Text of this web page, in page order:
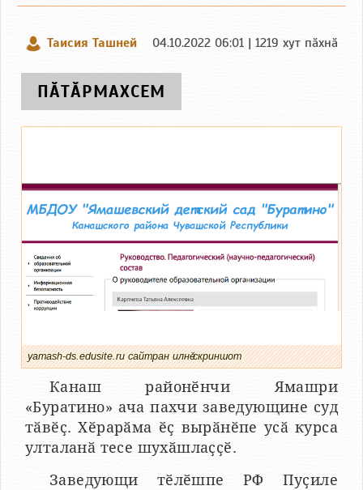
Таисия Ташней 04.10.2022 06:01 | 1219 хут пӑхнӑ
ПӐТӐРМАХСЕМ
yamash-ds.edusite.ru сайтран илнӗ скриншот
Канаш районӗнчи Ямашри
«Буратино» ача пахчи заведующине суд
тӑвӗҫ. Хӗрарӑма ӗҫ вырӑнӗпе усӑ курса
улталанӑ тесе шухӑшлаҫҫӗ.
Заведующи тӗлӗшпе РФ Пуҫиле